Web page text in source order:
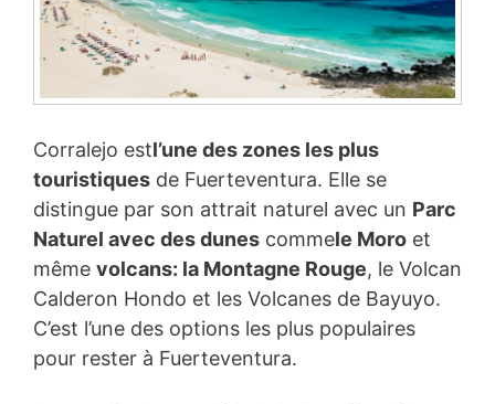
Corralejo estl’une des zones les plus
touristiques de Fuerteventura. Elle se
distingue par son attrait naturel avec un Parc
Naturel avec des dunes commele Moro et
même volcans: la Montagne Rouge, le Volcan
Calderon Hondo et les Volcanes de Bayuyo.
C’est l’une des options les plus populaires
pour rester à Fuerteventura.